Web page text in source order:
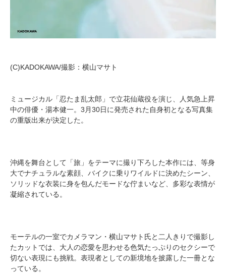
(C)KADOKAWA/撮影：横山マサト
ミュージカル「忍たま乱太郎」で立花仙蔵役を演じ、人気急上昇
中の俳優・湯本健一。3月30日に発売された自身初となる写真集
の重版出来が決定した。
沖縄を舞台として「旅」をテーマに撮り下ろした本作には、等身
大でナチュラルな素顔、バイクに乗りワイルドに決めたシーン、
ソリッドな衣装に身を包んだモードな佇まいなど、多彩な表情が
凝縮されている。
モーテルの一室でカメラマン・横山マサト氏と二人きりで撮影し
たカットでは、大人の恋愛を思わせる色気たっぷりのセクシーで
切ない表現にも挑戦。表現者としての新境地を披露した一冊とな
っている。